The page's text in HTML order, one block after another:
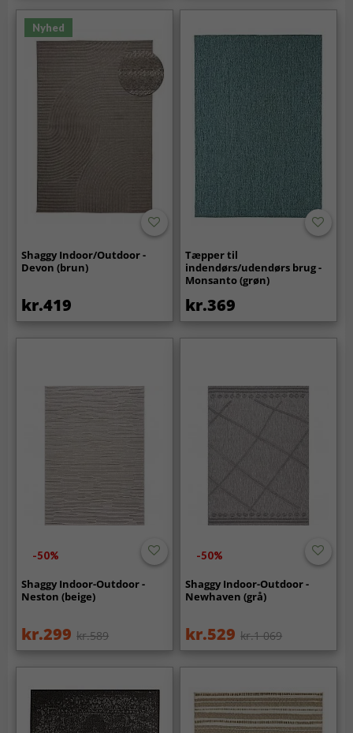
Nyhed
Shaggy Indoor/Outdoor -
Devon (brun)
kr.419
Tæpper til
indendørs/udendørs brug -
Monsanto (grøn)
kr.369
-50%
Shaggy Indoor-Outdoor -
Neston (beige)
kr.299 kr.589
-50%
Shaggy Indoor-Outdoor -
Newhaven (grå)
kr.529 kr.1 069